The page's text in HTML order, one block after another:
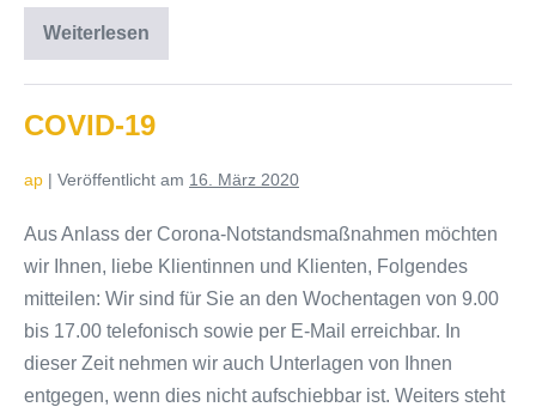
Weiterlesen
COVID-
19
COVID-19
ap | Veröffentlicht am 16. März 2020
Aus Anlass der Corona-Notstandsmaßnahmen möchten
wir Ihnen, liebe Klientinnen und Klienten, Folgendes
mitteilen: Wir sind für Sie an den Wochentagen von 9.00
bis 17.00 telefonisch sowie per E-Mail erreichbar. In
dieser Zeit nehmen wir auch Unterlagen von Ihnen
entgegen, wenn dies nicht aufschiebbar ist. Weiters steht